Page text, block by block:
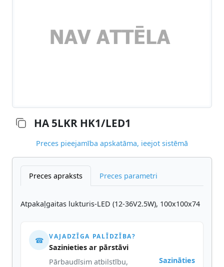
HA 5LKR HK1/LED1
Preces pieejamība apskatāma, ieejot sistēmā
Preces apraksts Preces parametri
Atpakaļgaitas lukturis-LED (12-36V2.5W), 100x100x74
☎ VAJADZĪGA PALĪDZĪBA?
Sazinieties ar pārstāvi
Pārbaudīsim atbilstību,
Sazināties